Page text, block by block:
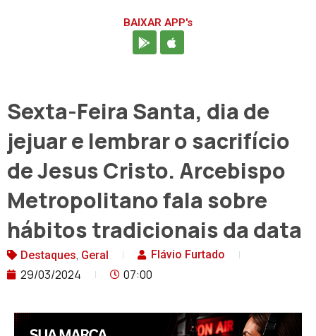
BAIXAR APP's
Sexta-Feira Santa, dia de
jejuar e lembrar o sacrifício
de Jesus Cristo. Arcebispo
Metropolitano fala sobre
hábitos tradicionais da data
Destaques, Geral Flávio Furtado
29/03/2024 07:00